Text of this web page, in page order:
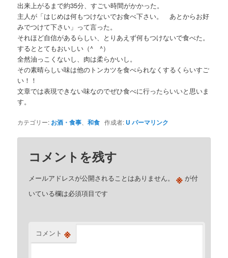
出来上がるまで約35分、すごい時間がかかった。
主人が「はじめは何もつけないでお食べ下さい。 あとからお好
みでつけて下さい」って言った。
それほど自信があるらしい、とりあえず何もつけないで食べた。
するととてもおいしい（^ゝ^）
全然油っこくないし、肉は柔らかいし。
その素晴らしい味は他のトンカツを食べられなくするくらいすご
い！！
文章では表現できない味なのでぜひ食べに行ったらいいと思いま
す。
カテゴリー: お酒・食事 、和食 作成者: U パーマリンク
コメントを残す
メールアドレスが公開されることはありません。 ※ が付
いている欄は必須項目です
コメント ※